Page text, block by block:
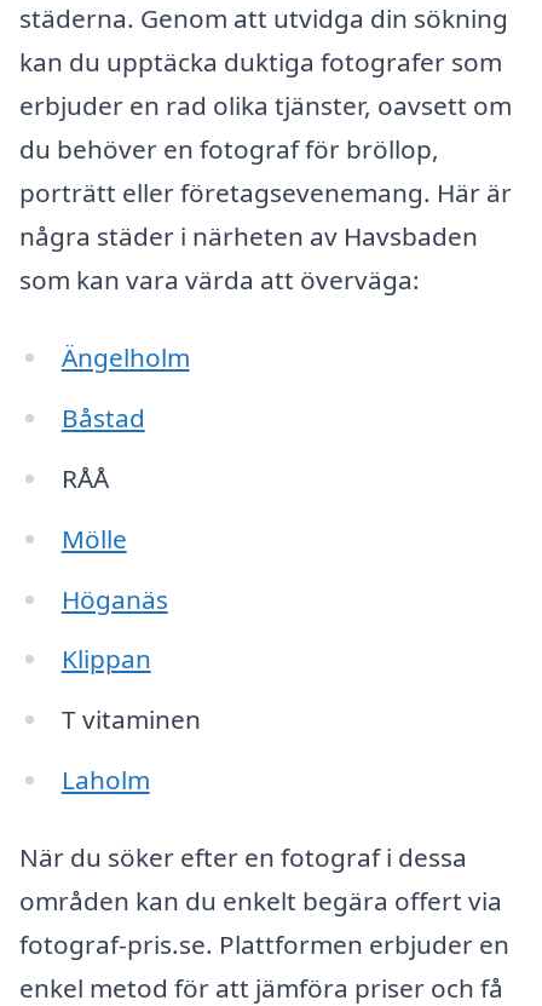
städerna. Genom att utvidga din sökning
kan du upptäcka duktiga fotografer som
erbjuder en rad olika tjänster, oavsett om
du behöver en fotograf för bröllop,
porträtt eller företagsevenemang. Här är
några städer i närheten av Havsbaden
som kan vara värda att överväga:
Ängelholm
Båstad
RÅÅ
Mölle
Höganäs
Klippan
T vitaminen
Laholm
När du söker efter en fotograf i dessa
områden kan du enkelt begära offert via
fotograf-pris.se. Plattformen erbjuder en
enkel metod för att jämföra priser och få